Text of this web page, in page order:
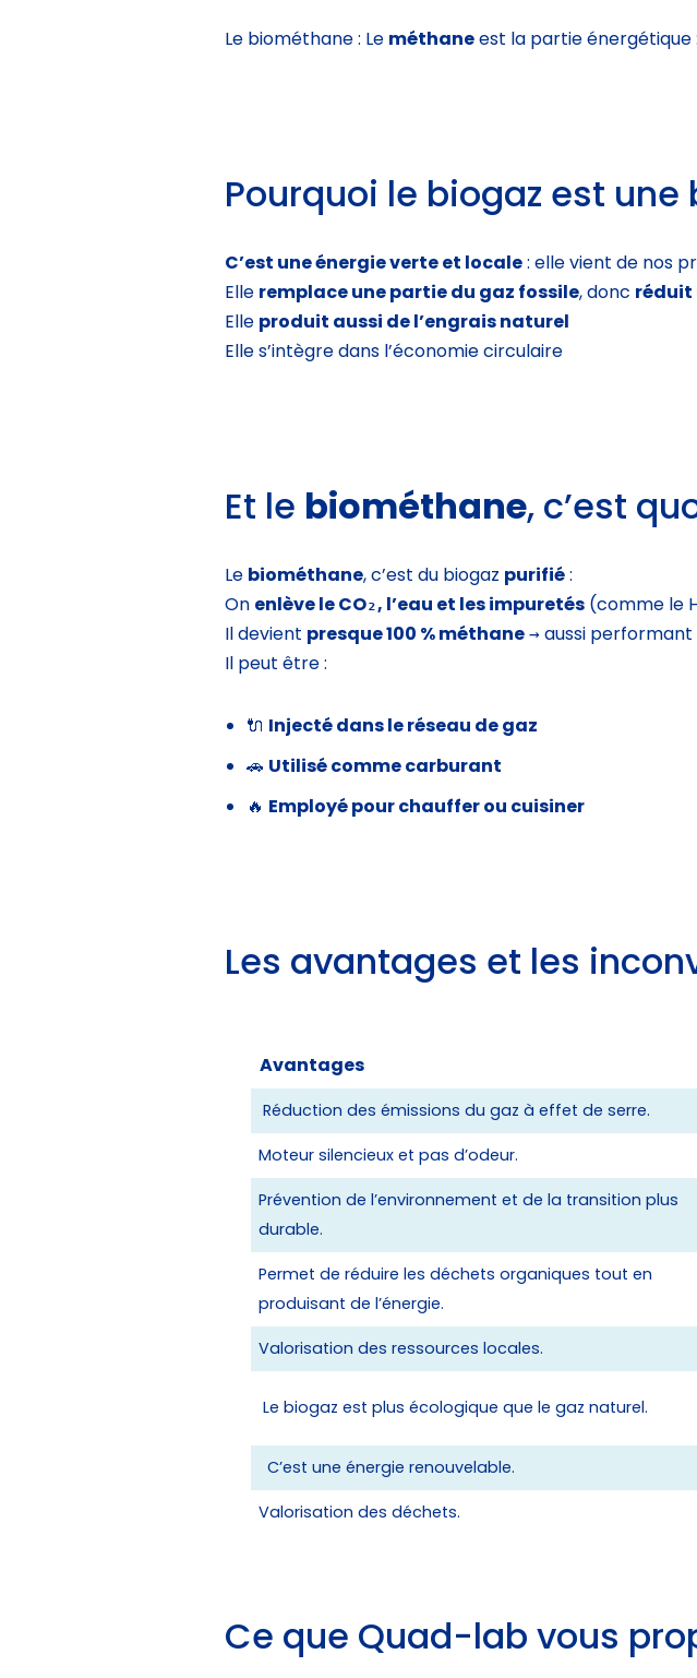
Le biométhane : Le méthaneest la partie énergétique
Pourquoi le biogaz est une
C’est une énergie verte et locale: elle vient de nos
Elle remplace une partie du gaz fossile, donc réduit
Elle produit aussi de l’engrais naturel
Elle s’intègre dans l’économie circulaire
Et le biométhane, c’est
Le biométhane, c’est du biogaz purifié:
On enlève le CO₂, l’eau et les impuretés (comme le
Il devient presque 100 % méthane→ aussi
Il peut être :
🔌 Injecté dans le réseau de gaz
🚗 Utilisé comme carburant
🔥 Employé pour chauffer ou cuisiner
Les avantages et les
Avantages
Réduction des émissions du gaz à effet de serre.
Moteur silencieux et pas d’odeur.
Prévention de l’environnement et de la transition plus
durable.
Permet de réduire les déchets organiques tout en
produisant de l’énergie.
Valorisation des ressources locales.
Le biogaz est plus écologique que le gaz naturel.
C’est une énergie renouvelable.
Valorisation des déchets.
Ce que Quad-lab vous